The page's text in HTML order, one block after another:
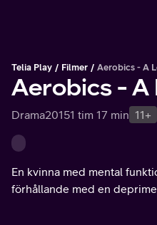
Telia Play Filmer Aerobics - A
Aerobics -
Drama20151 tim 17 min 11+
En kvinna med mental
förhållande med en